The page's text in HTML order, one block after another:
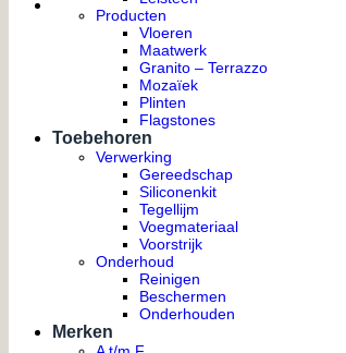
Producten
Vloeren
Maatwerk
Granito – Terrazzo
Mozaïek
Plinten
Flagstones
Toebehoren
Verwerking
Gereedschap
Siliconenkit
Tegellijm
Voegmateriaal
Voorstrijk
Onderhoud
Reinigen
Beschermen
Onderhouden
Merken